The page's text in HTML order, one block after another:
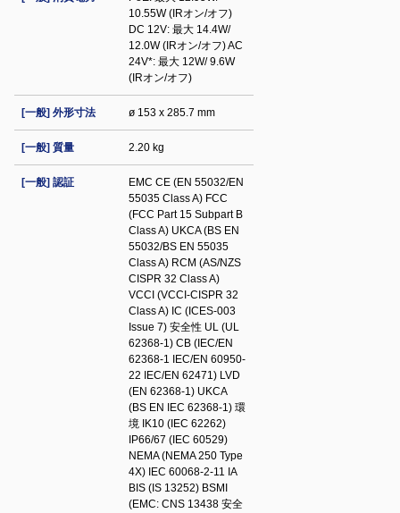
10.55W (IRオン/オフ)
DC 12V: 最大 14.4W/
12.0W (IRオン/オフ) AC
24V*: 最大 12W/ 9.6W
(IRオン/オフ)
[一般] 外形寸法 ø 153 x 285.7 mm
[一般] 質量 2.20 kg
[一般] 認証
EMC CE (EN 55032/EN
55035 Class A) FCC
(FCC Part 15 Subpart B
Class A) UKCA (BS EN
55032/BS EN 55035
Class A) RCM (AS/NZS
CISPR 32 Class A)
VCCI (VCCI-CISPR 32
Class A) IC (ICES-003
Issue 7) 安全性 UL (UL
62368-1) CB (IEC/EN
62368-1 IEC/EN 60950-
22 IEC/EN 62471) LVD
(EN 62368-1) UKCA
(BS EN IEC 62368-1) 環
境 IK10 (IEC 62262)
IP66/67 (IEC 60529)
NEMA (NEMA 250 Type
4X) IEC 60068-2-11 IA
BIS (IS 13252) BSMI
(EMC: CNS 13438 安全